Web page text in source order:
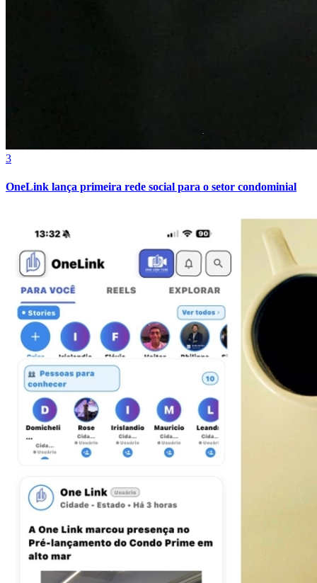
Fortaleza
3
OneLink lança primeira rede social para o setor condominial